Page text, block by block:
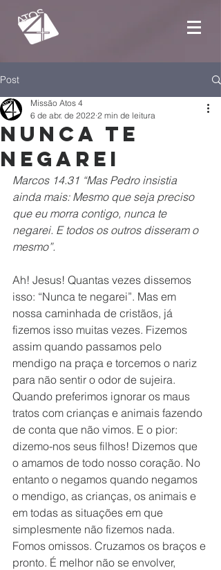
Post
Nunca te
negarei
Missão Atos 4
6 de abr. de 2022 2 min de leitura
Marcos 14.31 “Mas Pedro insistia
ainda mais: Mesmo que seja preciso
que eu morra contigo, nunca te
negarei. E todos os outros disseram o
mesmo”.
Ah! Jesus! Quantas vezes dissemos
isso: “Nunca te negarei”. Mas em
nossa caminhada de cristãos, já
fizemos isso muitas vezes. Fizemos
assim quando passamos pelo
mendigo na praça e torcemos o nariz
para não sentir o odor de sujeira.
Quando preferimos ignorar os maus
tratos com crianças e animais fazendo
de conta que não vimos. E o pior:
dizemo-nos seus filhos! Dizemos que
o amamos de todo nosso coração. No
entanto o negamos quando negamos
o mendigo, as crianças, os animais e
em todas as situações em que
simplesmente não fizemos nada.
Fomos omissos. Cruzamos os braços e
pronto. É melhor não se envolver,